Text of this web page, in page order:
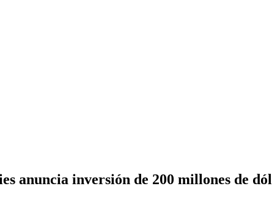
anuncia inversión de 200 millones de